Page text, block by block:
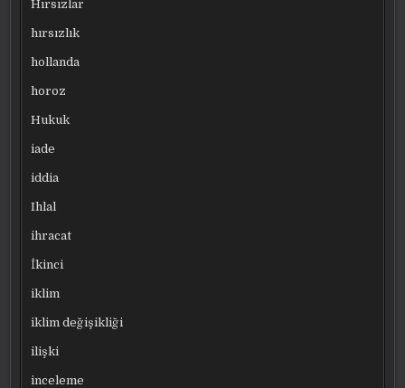
Hırsızlar
hırsızlık
hollanda
horoz
Hukuk
iade
iddia
Ihlal
ihracat
İkinci
iklim
iklim değişikliği
ilişki
inceleme